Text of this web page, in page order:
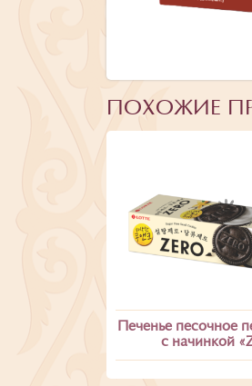
ПОХОЖИЕ
Печенье песочное
c начинкой